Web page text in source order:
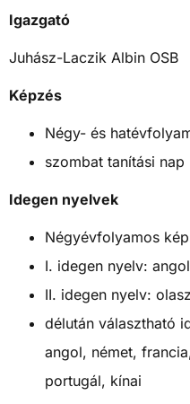
Igazgató
Juhász-Laczik Albin OSB
Képzés
Négy- és
szombat tanítási nap
Idegen nyelvek
Négyévfolyamos
I. idegen nyelv:
II. idegen nyelv:
délután választható
angol, német,
portugál, kínai